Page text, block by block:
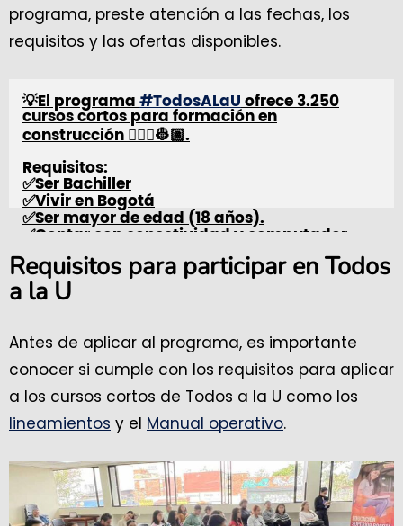
programa, preste atención a las fechas, los
requisitos y las ofertas disponibles.
💡El programa #TodosALaU ofrece 3.250
cursos cortos para formación en
construcción 👷🏽‍♀️👷🏽.
Requisitos:
✅Ser Bachiller
✅Vivir en Bogotá
✅Ser mayor de edad (18 años).
✅Contar con conectividad y computador.
📲 Inscríbete hasta el 8 de diciembre >>
https://t.co/p9W5qiPJeg
pic.twitter.com/ynCgOsbG3M
— Secretaría de Educación de Bogotá
(@Educacionbogota)December 3, 2023
Requisitos para participar en Todos
a la U
Antes de aplicar al programa, es importante
conocer si cumple con los requisitos para aplicar
a los cursos cortos de Todos a la U como los
lineamientos y el Manual operativo.